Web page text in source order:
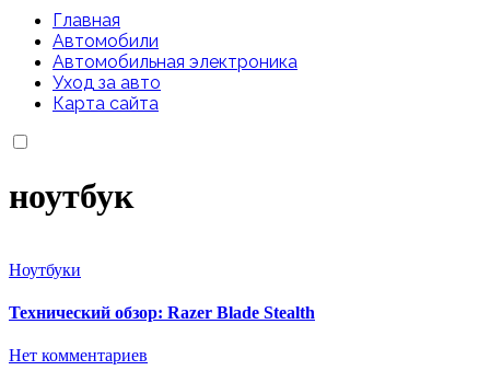
Главная
Автомобили
Автомобильная электроника
Уход за авто
Карта сайта
ноутбук
Ноутбуки
Технический обзор: Razer Blade Stealth
Нет комментариев